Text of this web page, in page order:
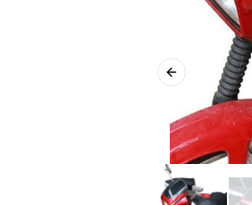
Previous slide